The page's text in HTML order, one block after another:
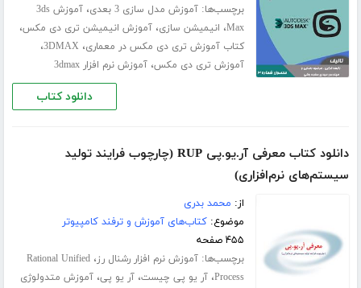
برچسب‌ها:آموزش مدل سازی 3 بعدی ،
آموزش 3ds
Max، انیمیشن سازی،آموزش انیمیشن تری دی مکس،
کتاب آموزش تری دی مکس در معماری، 3DMAX،
آموزش تری دی مکس،آموزش نرم افزار 3dmax
دانلود کتاب
دانلود کتاب معرفی آر.یو.پی RUP (چارچوب فرایند تولید
سیستم‌های نرم‌افزاری)
از: محمد بدری
موضوع:کتاب‌های آموزش و ترفند کامپیوتر
۴۵۵ صفحه
برچسب‌ها:آموزش نرم افزار رشنال رز،Rational Unified
Process،آر یو پی چیست،آر یو پی،آموزش متدولوژی